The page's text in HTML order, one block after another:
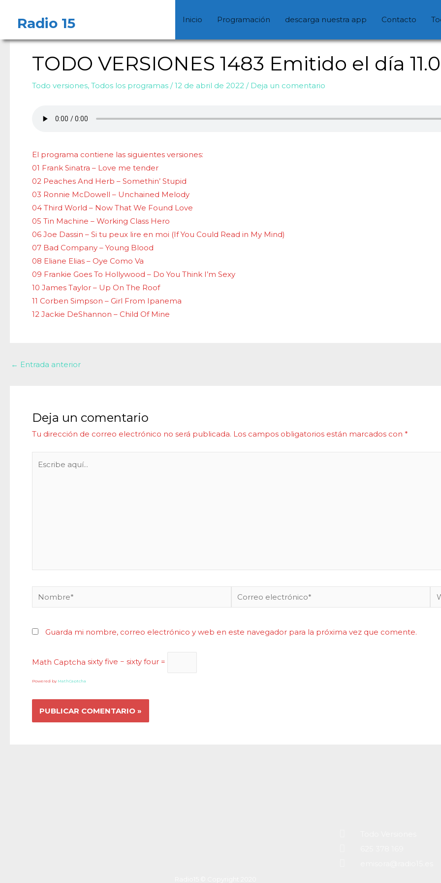
Radio 15 Inicio Programación descarga nuestra app Contacto
TODO VERSIONES 1483 Emitido el día
Todo versiones, Todos los programas /12 de abril de 2022 / Deja un comentario
El programa contiene las siguientes versiones:
01 Frank Sinatra – Love me tender
02 Peaches And Herb – Somethin’ Stupid
03 Ronnie McDowell – Unchained Melody
04 Third World – Now That We Found Love
05 Tin Machine – Working Class Hero
06 Joe Dassin – Si tu peux lire en moi (If You Could Read in My Mind)
07 Bad Company – Young Blood
08 Eliane Elias – Oye Como Va
09 Frankie Goes To Hollywood – Do You Think I’m Sexy
10 James Taylor – Up On The Roof
11 Corben Simpson – Girl From Ipanema
12 Jackie DeShannon – Child Of Mine
de
← Entrada anterior
Deja un comentario
Tu dirección de correo electrónico no será publicada. Los campos obligatorios están marcados con *
Nombre*
Correo
electrónico*
Guarda mi nombre, correo electrónico y web en este navegador para la próxima vez que comente.
Math Captcha sixty five − sixty four =
Powered by MathCaptcha